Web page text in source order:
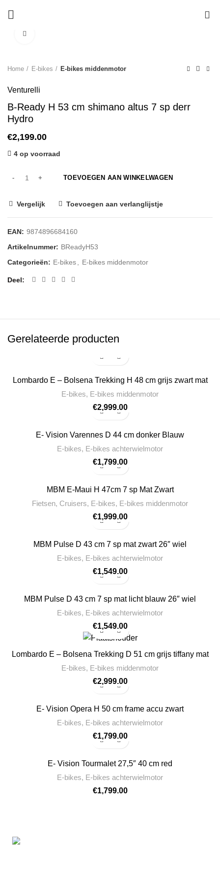
Home E-bikes E-bikes middenmotor
Venturelli
B-Ready H 53 cm shimano altus 7 sp derr
Hydro
€2,199.00
4 op voorraad
TOEVOEGEN AAN WINKELWAGEN
Vergelijk Toevoegen aan verlanglijstje
EAN: 9874896684160
Artikelnummer: BReadyH53
Categorieën: E-bikes E-bikes middenmotor
Deel
Gerelateerde producten
Lombardo E – Bolsena Trekking H 48 cm grijs zwart mat
E-bikes, E-bikes middenmotor
€2,999.00
E- Vision Varennes D 44 cm donker Blauw
E-bikes, E-bikes achterwielmotor
€1,799.00
MBM E-Maui H 47cm 7 sp Mat Zwart
Fietsen, Cruisers, E-bikes, E-bikes middenmotor
€1,999.00
MBM Pulse D 43 cm 7 sp mat zwart 26″ wiel
E-bikes, E-bikes achterwielmotor
€1,549.00
MBM Pulse D 43 cm 7 sp mat licht blauw 26″ wiel
E-bikes, E-bikes achterwielmotor
€1,549.00
Lombardo E – Bolsena Trekking D 51 cm grijs tiffany mat
E-bikes, E-bikes middenmotor
€2,999.00
E- Vision Opera H 50 cm frame accu zwart
E-bikes, E-bikes achterwielmotor
€1,799.00
E- Vision Tourmalet 27,5″ 40 cm red
E-bikes, E-bikes achterwielmotor
€1,799.00